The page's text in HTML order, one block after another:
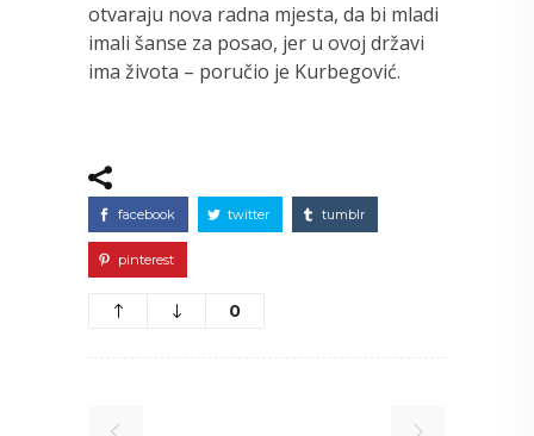
otvaraju nova radna mjesta, da bi mladi
imali šanse za posao, jer u ovoj državi
ima života – poručio je Kurbegović.
facebook twitter tumblr
pinterest
0